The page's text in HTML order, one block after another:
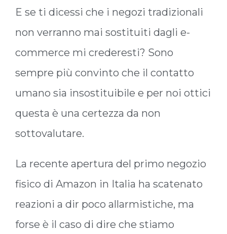
E se ti dicessi che i negozi tradizionali
non verranno mai sostituiti dagli e-
commerce mi crederesti? Sono
sempre più convinto che il contatto
umano sia insostituibile e per noi ottici
questa è una certezza da non
sottovalutare.
La recente apertura del primo negozio
fisico di Amazon in Italia ha scatenato
reazioni a dir poco allarmistiche, ma
forse è il caso di dire che stiamo